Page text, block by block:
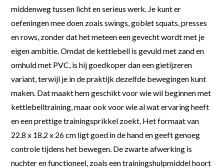
middenweg tussen licht en serieus werk. Je kunt er
oefeningen mee doen zoals swings, goblet squats, presses
en rows, zonder dat het meteen een gevecht wordt met je
eigen ambitie. Omdat de kettlebell is gevuld met zand en
omhuld met PVC, is hij goedkoper dan een gietijzeren
variant, terwijl je in de praktijk dezelfde bewegingen kunt
maken. Dat maakt hem geschikt voor wie wil beginnen met
kettlebelltraining, maar ook voor wie al wat ervaring heeft
en een prettige trainingsprikkel zoekt. Het formaat van
22,8 x 18,2 x 26 cm ligt goed in de hand en geeft genoeg
controle tijdens het bewegen. De zwarte afwerking is
nuchter en functioneel, zoals een trainingshulpmiddel hoort